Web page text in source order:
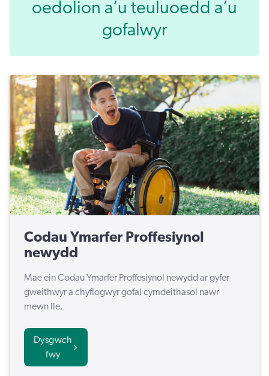
oedolion a’u teuluoedd a’u
gofalwyr
Codau Ymarfer Proffesiynol
newydd
Mae ein Codau Ymarfer Proffesiynol newydd ar gyfer
gweithwyr a chyflogwyr gofal cymdeithasol nawr
mewn lle.
Dysgwch
fwy